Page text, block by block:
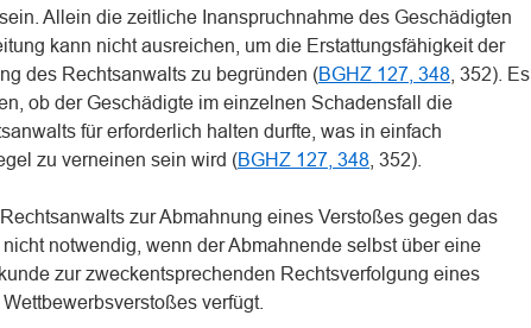
Allein die zeitliche Inanspruchnahme des Geschädigten
kann nicht ausreichen, um die Erstattungsfähigkeit der
des Rechtsanwalts zu begründen (BGHZ 127, 348 , 352). Es
ob der Geschädigte im einzelnen Schadensfall die
für erforderlich halten durfte, was in einfach
zu verneinen sein wird (BGHZ 127, 348 , 352).
zur Abmahnung eines Verstoßes gegen das
notwendig, wenn der Abmahnende selbst über eine
zur zweckentsprechenden Rechtsverfolgung eines
verfügt.